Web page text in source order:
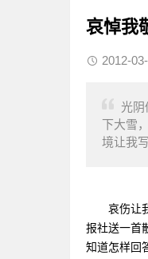
哀悼我
2012-
光
下大雪
境让我
哀伤让我
报社送一首
知道怎样回